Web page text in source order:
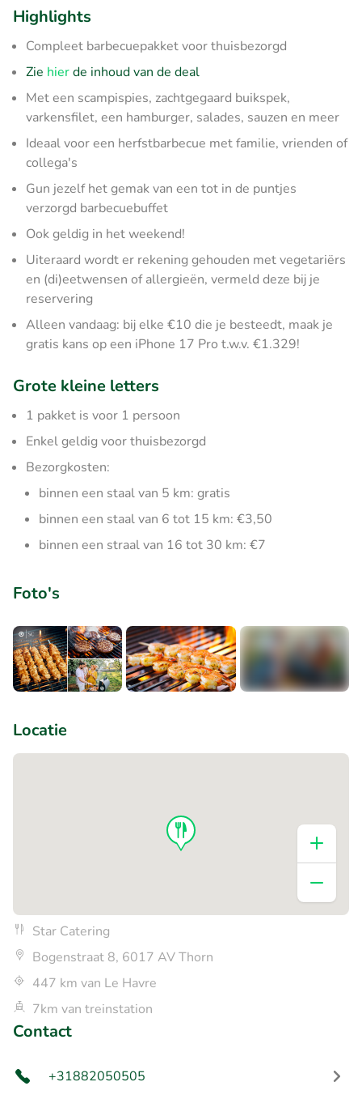
Highlights
Compleet barbecuepakket voor thuisbezorgd
Zie hierde inhoud van de deal
Met een scampispies, zachtgegaard buikspek,
varkensfilet, een hamburger, salades, sauzen en meer
Ideaal voor een herfstbarbecue met familie, vrienden of
collega's
Gun jezelf het gemak van een tot in de puntjes
verzorgd barbecuebuffet
Ook geldig in het weekend!
Uiteraard wordt er rekening gehouden met vegetariërs
en (di)eetwensen of allergieën, vermeld deze bij je
reservering
Alleen vandaag: bij elke €10 die je besteedt, maak je
gratis kans op een iPhone 17 Pro t.w.v. €1.329!
Grote kleine letters
1 pakket is voor 1 persoon
Enkel geldig voor thuisbezorgd
Bezorgkosten:
binnen een staal van 5 km: gratis
binnen een staal van 6 tot 15 km: €3,50
binnen een straal van 16 tot 30 km: €7
Foto's
Locatie
Star Catering
Bogenstraat 8, 6017 AV Thorn
447 km van Le Havre
7km van treinstation
Contact
+31882050505